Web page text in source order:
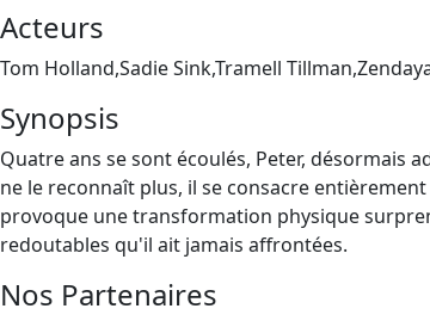
Acteurs
Tom Holland,Sadie Sink,Tramell
Synopsis
Quatre ans se sont écoulés, Peter, désormais
ne le reconnaît plus, il se consacre
provoque une transformation physique
redoutables qu'il ait jamais affrontées.
Nos Partenaires